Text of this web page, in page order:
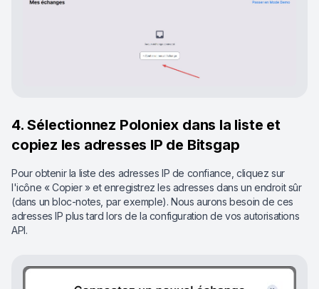
4. Sélectionnez Poloniex dans la liste et
copiez les adresses IP de Bitsgap
Pour obtenir la liste des adresses IP de confiance, cliquez sur
l'icône « Copier » et enregistrez les adresses dans un endroit sûr
(dans un bloc-notes, par exemple). Nous aurons besoin de ces
adresses IP plus tard lors de la configuration de vos autorisations
API.